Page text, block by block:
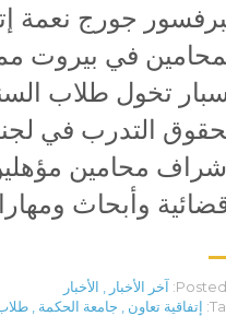
جورج نعمة
في بيروت
تخول طلاب
التدرب في
محامين
وأبحاث
Posted آخر الأخبار
الأخبار
إتفاقية تعاون جامعة الحكمة